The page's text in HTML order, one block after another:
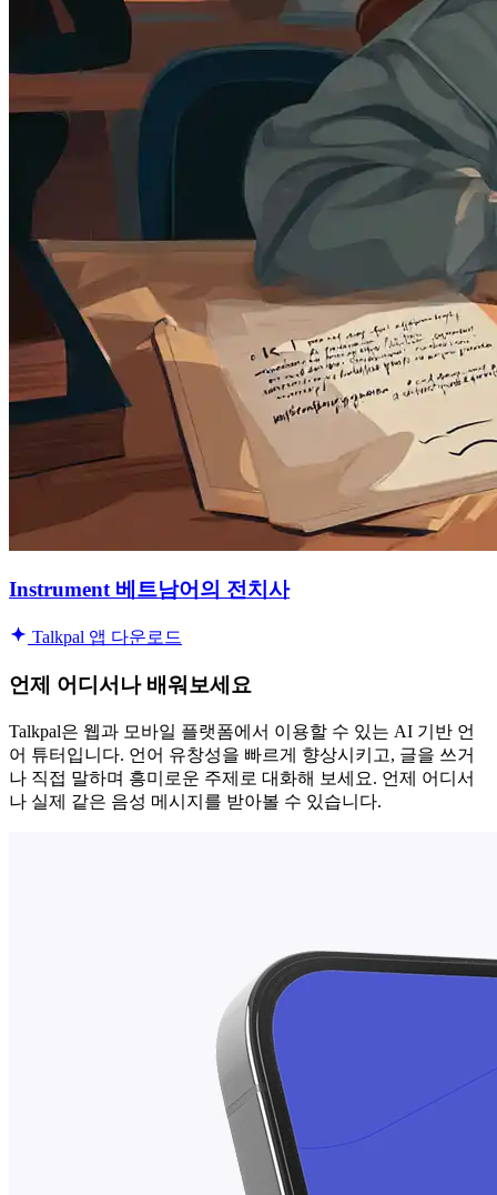
Instrument 베트남어의 전치사
Talkpal 앱 다운로드
언제 어디서나 배워보세요
Talkpal은 웹과 모바일 플랫폼에서 이용할 수 있는 AI 기반 언
어 튜터입니다. 언어 유창성을 빠르게 향상시키고, 글을 쓰거
나 직접 말하며 흥미로운 주제로 대화해 보세요. 언제 어디서
나 실제 같은 음성 메시지를 받아볼 수 있습니다.